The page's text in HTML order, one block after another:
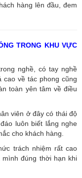
hàng lên đầu, đem
TRONG KHU VỰC
nghề, có tay nghề
cao về tác phong cũng
toàn yên tâm về điều
viên ở đây có thái độ
luôn biết lắng nghe
cho khách hàng.
trách nhiệm rất cao
mình đúng thời hạn khi